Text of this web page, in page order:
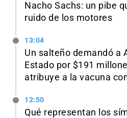
Nacho Sachs: un pibe
ruido de los motores
13:04
Un salteño demandó a
Estado por $191
atribuye a la vacuna
12:50
Qué representan los